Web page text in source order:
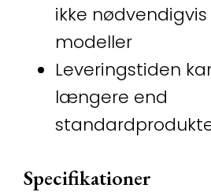
ikke
modeller
Leveringstiden
længere end
Specifikationer